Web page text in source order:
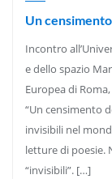
Un
Incontro
e dello spazio
Europea di
“Un censimento
invisibili nel
letture di poesie.
“invisibili”. […]